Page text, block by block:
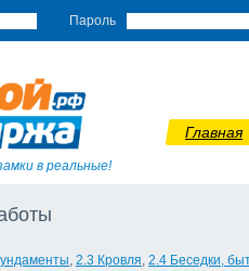
Пароль
в реальные!
Главная
, 2.3 Кровля, 2.4 Беседки,